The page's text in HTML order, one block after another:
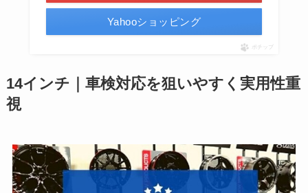
Yahooショッピング
ポチップ
14インチ｜車検対応を狙いやすく実用性重
視